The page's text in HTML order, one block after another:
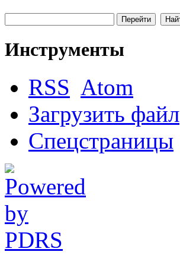
Инструменты
RSS Atom
Загрузить файл
Спецстраницы